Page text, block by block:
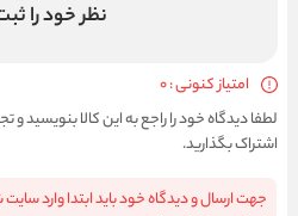
نظر خود را
امتیاز کنونی : 0
لطفا دیدگاه خود را راجع به این کالا بنویسید و
اشتراک بگذارید.
جهت ارسال و دیدگاه خود باید ابتدا وارد